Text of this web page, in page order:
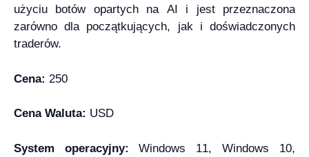
użyciu botów opartych na AI i jest przeznaczona
zarówno dla początkujących, jak i doświadczonych
traderów.
Cena: 250
Cena Waluta: USD
System operacyjny: Windows 11, Windows 10,